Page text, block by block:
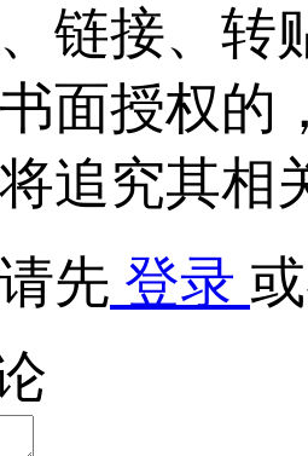
链接、转
面授权的
追究其相
先 登录